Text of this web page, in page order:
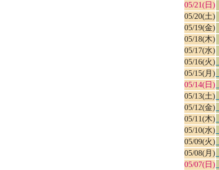
05/21(日)
05/20(土)
05/19(金)
05/18(木)
05/17(水)
05/16(火)
05/15(月)
05/14(日)
05/13(土)
05/12(金)
05/11(木)
05/10(水)
05/09(火)
05/08(月)
05/07(日)